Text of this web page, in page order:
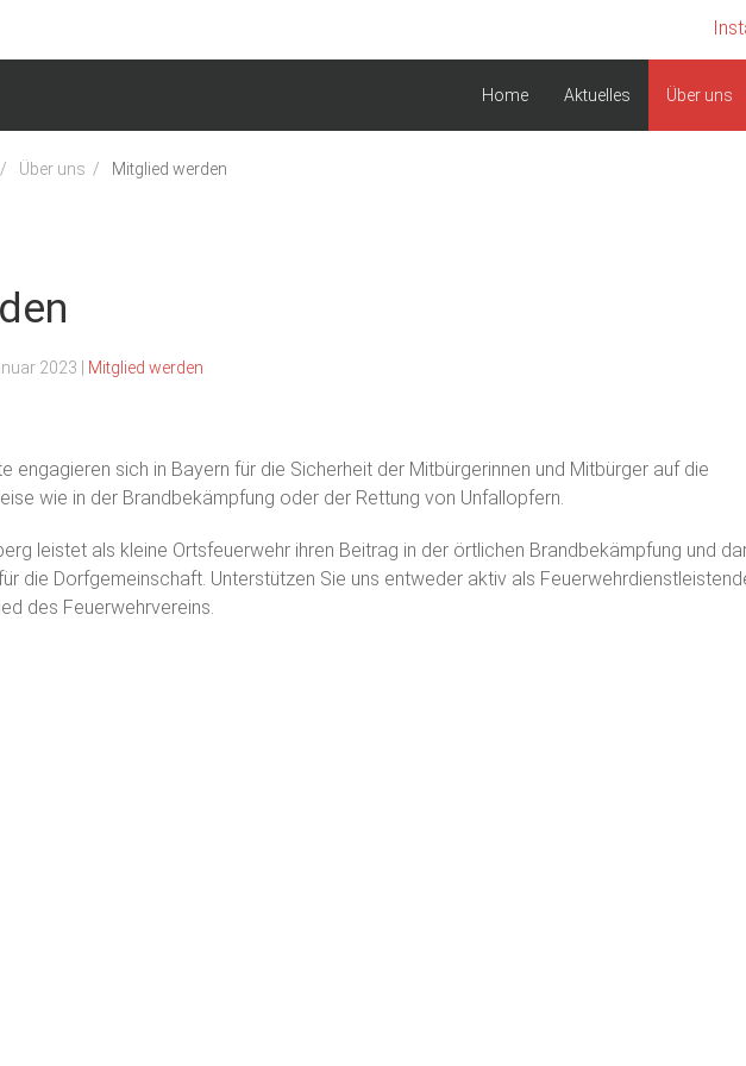
Home Aktuelles Über uns
Über uns Mitglied werden
2023 Mitglied werden
engagieren sich in Bayern für die Sicherheit der Mitbürgerinnen und Mitbürger auf die
wie in der Brandbekämpfung oder der Rettung von Unfallopfern.
leistet als kleine Ortsfeuerwehr ihren Beitrag in der örtlichen Brandbekämpfung und
die Dorfgemeinschaft. Unterstützen Sie uns entweder aktiv als
des Feuerwehrvereins.